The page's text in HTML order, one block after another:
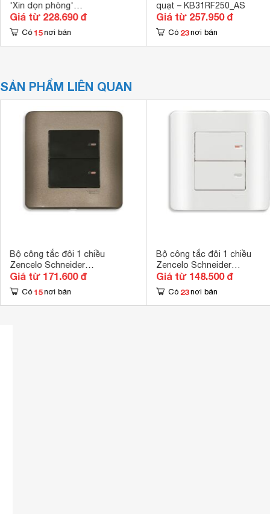
'Xin dọn phòng'
KB32SDC_WE_G19
Giá từ 228.690 đ
Có 15 nơi bán
quạt – KB31RF250_AS
Giá từ 257.950 đ
Có 23 nơi bán
SẢN PHẨM LIÊN QUAN
Bộ công tắc đôi 1 chiều
Zencelo Schneider
E8432_1_SZ_G19
Giá từ 171.600 đ
Có 15 nơi bán
Bộ công tắc đôi 1 chiều
Zencelo Schneider
E8432_1_G19
Giá từ 148.500 đ
Có 23 nơi bán